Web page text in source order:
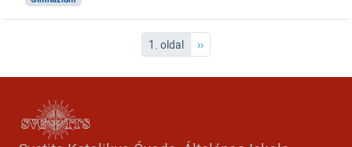
1. oldal Következő oldal
››